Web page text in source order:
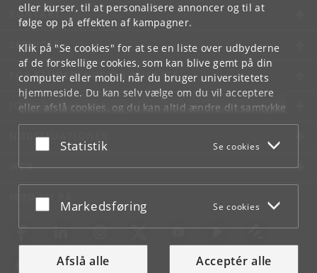
eller kurser, til at personalisere annoncer og til at
følge op på effekten af kampagner.
Klik på "Se cookies" for at se en liste over udbyderne
af de forskellige cookies, som kan blive gemt på din
computer eller mobil, når du bruger universitetets
hjemmeside. Du kan selv vælge om du vil acceptere
eller afslå cookies, og du kan altid ændre dit samtykke
underCookie- og privatlivspolitiksom du finder i
bunden af hver side.
Acceptér eller afslå
Statistik Se cookies
Acceptér eller afslå
Markedsføring Se cookies
Afslå alle Acceptér alle
KONTAKT
SERVICES
FOR STUDERENDE OG ANSATTE
JOB OG KARRIERE
NØDSITUATIONER
WEB
MØD KU PÅ